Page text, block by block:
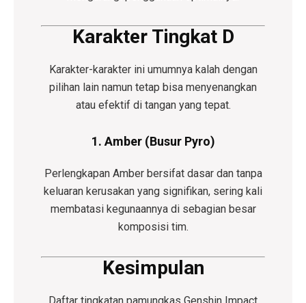
Karakter Tingkat D
Karakter-karakter ini umumnya kalah dengan
pilihan lain namun tetap bisa menyenangkan
atau efektif di tangan yang tepat.
1. Amber (Busur Pyro)
Perlengkapan Amber bersifat dasar dan tanpa
keluaran kerusakan yang signifikan, sering kali
membatasi kegunaannya di sebagian besar
komposisi tim.
Kesimpulan